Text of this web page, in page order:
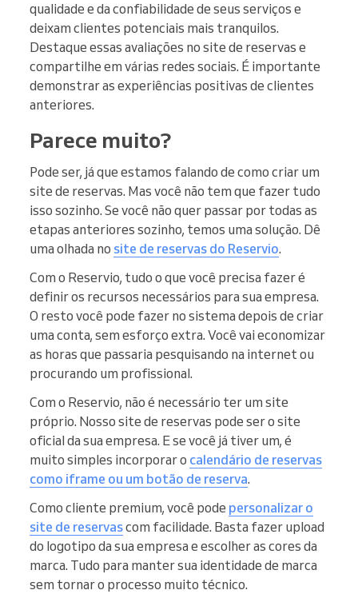
qualidade e da confiabilidade de seus serviços e
deixam clientes potenciais mais tranquilos.
Destaque essas avaliações no site de reservas e
compartilhe em várias redes sociais. É importante
demonstrar as experiências positivas de clientes
anteriores.
Parece muito?
Pode ser, já que estamos falando de como criar um
site de reservas. Mas você não tem que fazer tudo
isso sozinho. Se você não quer passar por todas as
etapas anteriores sozinho, temos uma solução. Dê
uma olhada no site de reservas do Reservio.
Com o Reservio, tudo o que você precisa fazer é
definir os recursos necessários para sua empresa.
O resto você pode fazer no sistema depois de criar
uma conta, sem esforço extra. Você vai economizar
as horas que passaria pesquisando na internet ou
procurando um profissional.
Com o Reservio, não é necessário ter um site
próprio. Nosso site de reservas pode ser o site
oficial da sua empresa. E se você já tiver um, é
muito simples incorporar o calendário de reservas
como iframe ou um botão de reserva.
Como cliente premium, você pode personalizar o
site de reservascom facilidade. Basta fazer upload
do logotipo da sua empresa e escolher as cores da
marca. Tudo para manter sua identidade de marca
sem tornar o processo muito técnico.